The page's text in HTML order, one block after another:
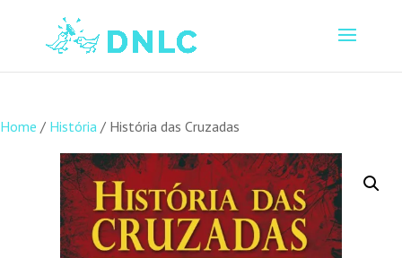
Home / História / História das Cruzadas